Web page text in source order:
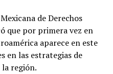
de Derechos
que por primera vez en
aparece en este
en las estrategias de
región.